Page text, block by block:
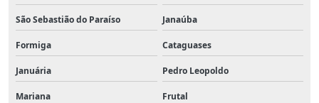
São Sebastião do Paraíso Janaúba
Formiga Cataguases
Januária Pedro Leopoldo
Mariana Frutal